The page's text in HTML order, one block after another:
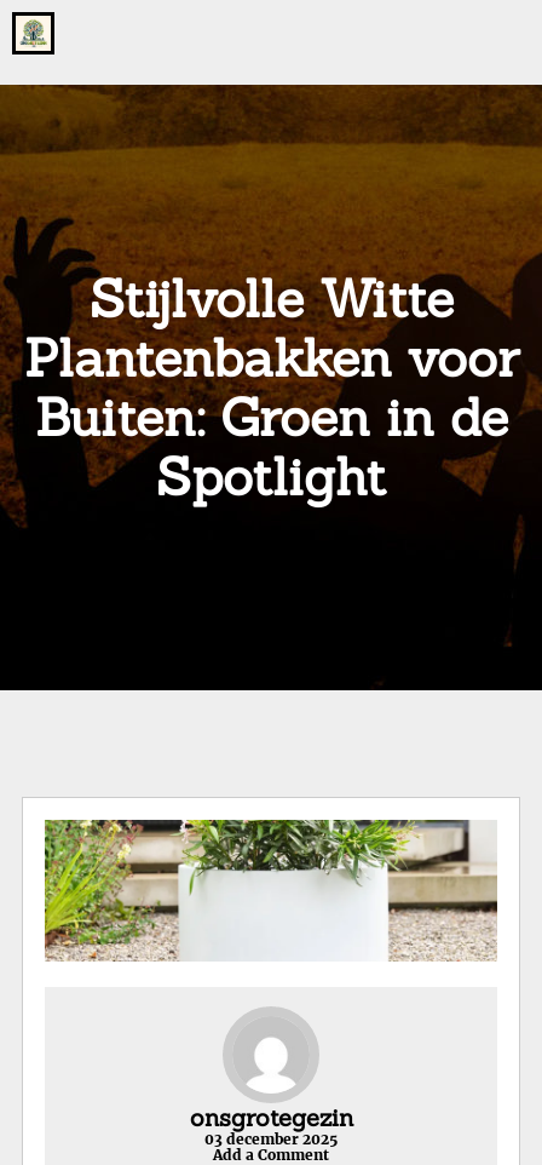
Go
to
home
onsgrotegezin.nl
Stijlvolle Witte
Plantenbakken voor
Buiten: Groen in de
Spotlight
onsgrotegezin
03 december 2025
Add a Comment